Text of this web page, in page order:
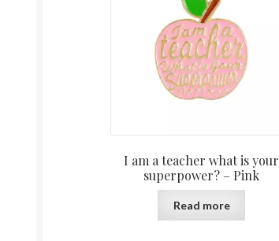
I am a teacher what is your
superpower? – Pink
Read more